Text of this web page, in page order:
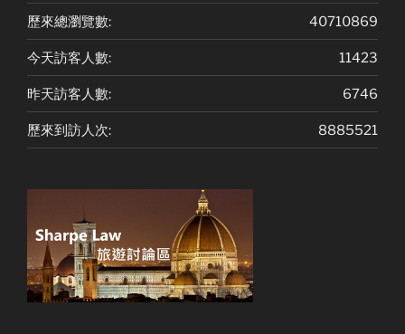
40710869
歷來總瀏覽數:
11423
今天訪客人數:
6746
昨天訪客人數:
8885521
歷來到訪人次: